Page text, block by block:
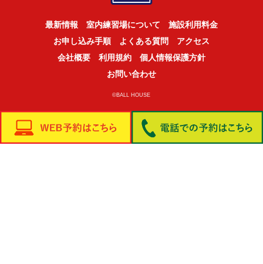
最新情報 室内練習場について
施設利用料金
お申し込み手順
よくある質問
アクセス
会社概要
利用規約
個人情報保護方針
お問い合わせ
©BALL HOUSE